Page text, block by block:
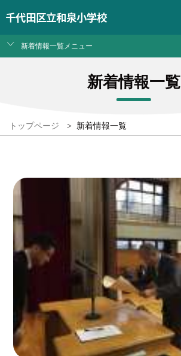
千代田区立和泉小学校
新着情報一覧メニュー
新着情報一覧
トップページ > 新着情報一覧